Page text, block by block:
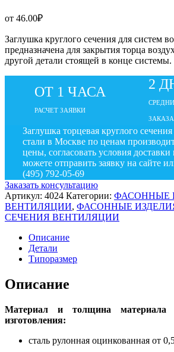
от 46.00₽
Заглушка круглого сечения для систем
предназначена для закрытия торца
другой детали стоящей в конце системы.
ОТ 1 ЧАСА
РАСЧЕТ ЗАЯВКИ
2
ЗАКАЗА
Заглушка торцевая круглого
стали в Москве по ценам
цены, согласовать условия
можете отправить заявку на сайте
(495) 792-05-69
Заказать консультацию
Артикул: 4024 Категории: ФАСОННЫЕ
ВЕНТИЛЯЦИИ, ФАСОННЫЕ
СЕЧЕНИЯ ВЕНТИЛЯЦИИ
Описание
Детали
Типоразмер
Описание
Материал и толщина материала
изготовления:
сталь рулонная оцинкованная от